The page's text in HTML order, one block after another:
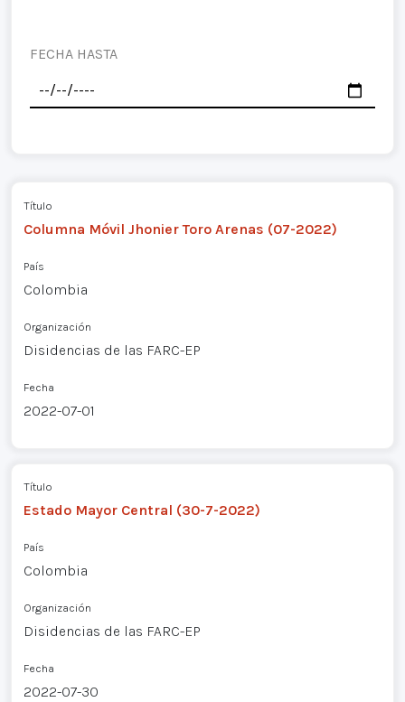
FECHA HASTA
Título
Columna Móvil Jhonier Toro Arenas (07-2022)
País
Colombia
Organización
Disidencias de las FARC-EP
Fecha
2022-07-01
Título
Estado Mayor Central (30-7-2022)
País
Colombia
Organización
Disidencias de las FARC-EP
Fecha
2022-07-30